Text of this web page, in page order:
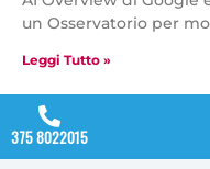
un Osservatorio per
Leggi Tutto »
375 8022015